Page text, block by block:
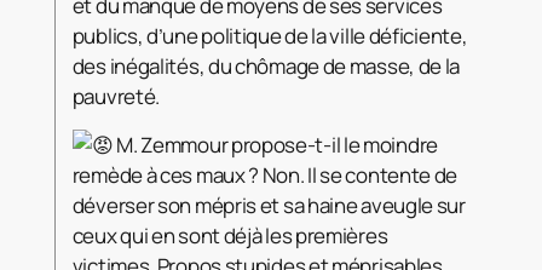
publics, d’une politique de la ville déficiente,
des inégalités, du chômage de masse, de la
pauvreté.
M. Zemmour propose-t-il le moindre
remède à ces maux ? Non. Il se contente de
déverser son mépris et sa haine aveugle sur
ceux qui en sont déjà les premières